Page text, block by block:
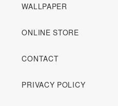
WALLPAPER
ONLINE STORE
CONTACT
PRIVACY POLICY